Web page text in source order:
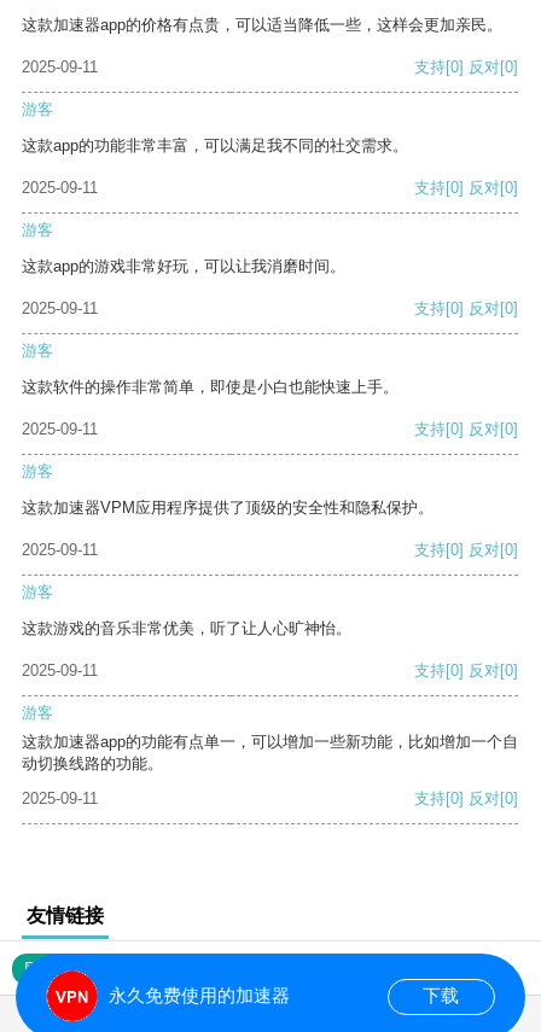
这款加速器app的价格有点贵，可以适当降低一些，这样会更加亲民。
2025-09-11 支持[0] 反对[0]
游客
这款app的功能非常丰富，可以满足我不同的社交需求。
2025-09-11 支持[0] 反对[0]
游客
这款app的游戏非常好玩，可以让我消磨时间。
2025-09-11 支持[0] 反对[0]
游客
这款软件的操作非常简单，即使是小白也能快速上手。
2025-09-11 支持[0] 反对[0]
游客
这款加速器VPM应用程序提供了顶级的安全性和隐私保护。
2025-09-11 支持[0] 反对[0]
游客
这款游戏的音乐非常优美，听了让人心旷神怡。
2025-09-11 支持[0] 反对[0]
游客
这款加速器app的功能有点单一，可以增加一些新功能，比如增加一个自
动切换线路的功能。
2025-09-11
支持[0] 反对[0]
友情链接
网站地图
永久免费使用的加速器 下载